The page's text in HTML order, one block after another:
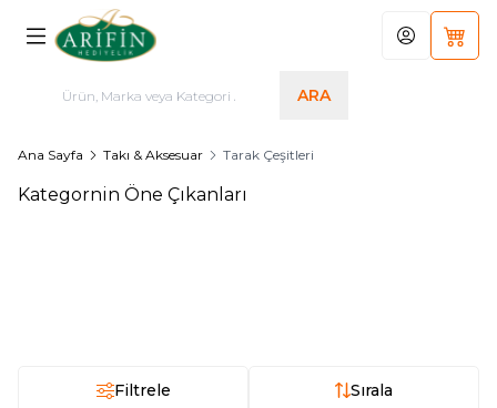
ARA
Hesabım
Ana Sayfa Takı & Aksesuar Tarak Çeşitleri
Kategornin Öne Çıkanları
Filtrele Sırala